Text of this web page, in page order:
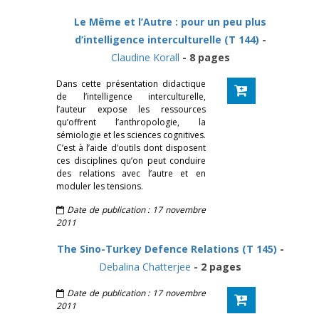
Le Même et l’Autre : pour un peu plus
d’intelligence interculturelle (T 144) -
Claudine Korall - 8 pages
Dans cette présentation didactique
de l’intelligence interculturelle,
l’auteur expose les ressources
qu’offrent l’anthropologie, la
sémiologie et les sciences cognitives.
C’est à l’aide d’outils dont disposent
ces disciplines qu’on peut conduire
des relations avec l’autre et en
moduler les tensions.
Date de publication : 17 novembre
2011
The Sino-Turkey Defence Relations (T 145) -
Debalina Chatterjee - 2 pages
Date de publication : 17 novembre
2011